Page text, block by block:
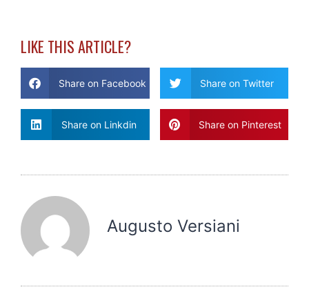
LIKE THIS ARTICLE?
Share on Facebook Share on Twitter
Share on Linkdin Share on Pinterest
Augusto Versiani